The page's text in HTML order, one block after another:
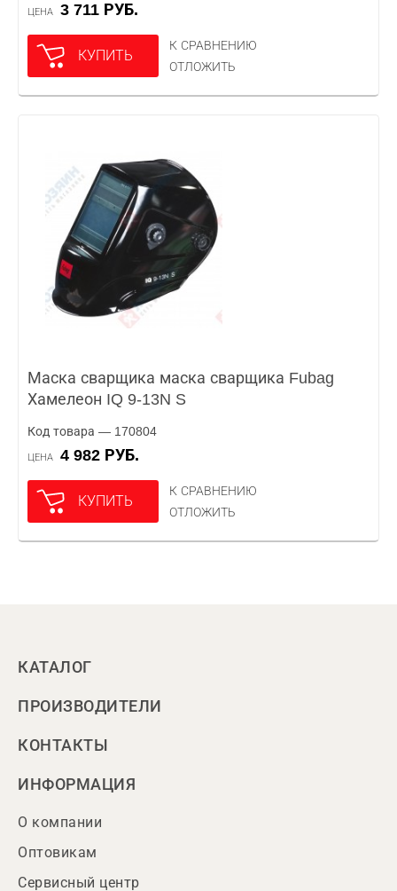
ЦЕНА 3 711 РУБ.
КУПИТЬ
К СРАВНЕНИЮ
ОТЛОЖИТЬ
Маска сварщика маска сварщика Fubag
Хамелеон IQ 9-13N S
Код товара — 170804
ЦЕНА 4 982 РУБ.
КУПИТЬ
К СРАВНЕНИЮ
ОТЛОЖИТЬ
КАТАЛОГ
ПРОИЗВОДИТЕЛИ
КОНТАКТЫ
ИНФОРМАЦИЯ
О компании
Оптовикам
Сервисный центр